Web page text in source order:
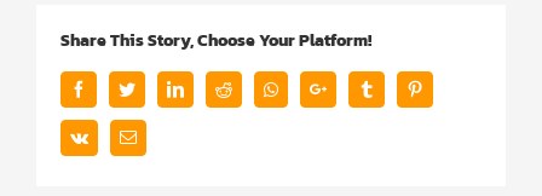
Share This Story, Choose Your Platform!
FacebookTwitterLinkedInRedditWhatsappGoogle+ Tumblr
Vk Email